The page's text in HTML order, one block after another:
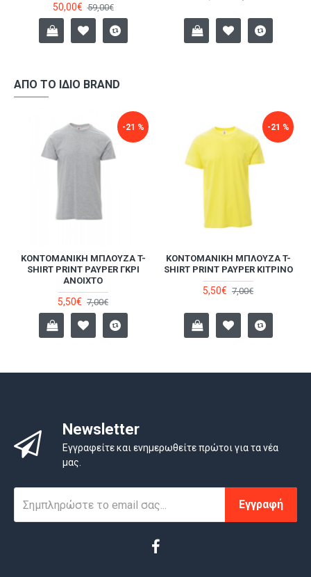
50,00€ 59,00€
ΑΠΌ ΤΟ ΊΔΙΟ BRAND
-21 %
ΚΟΝΤΟΜΆΝΙΚΗ ΜΠΛΟΎΖΑ T-
SHIRT PRINT PAYPER ΓΚΡΙ
ΑΝΟΙΧΤΌ
5,50€ 7,00€
-21 %
ΚΟΝΤΟΜΆΝΙΚΗ ΜΠΛΟΎΖΑ T-
SHIRT PRINT PAYPER ΚΊΤΡΙΝΟ
5,50€ 7,00€
Newsletter
Εγγραφείτε και ενημερωθείτε πρώτοι για τα νέα
μας.
Εγγραφή